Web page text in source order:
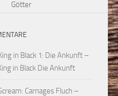
Götter
in Black 1: Die Ankunft –
in Black Die Ankunft
Carnages Fluch –